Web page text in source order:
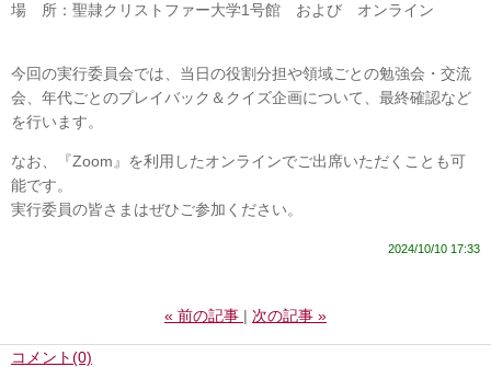
場 所：聖隷クリストファー大学1号館 および オンライン
今回の実行委員会では、当日の役割分担や領域ごとの勉強会・交流
会、年代ごとのプレイバック＆クイズ企画について、最終確認など
を行います。
なお、『Zoom』を利用したオンラインでご出席いただくことも可
能です。
実行委員の皆さまはぜひご参加ください。
2024/10/10 17:33
« 前の記事 次の記事 »
コメント(0)